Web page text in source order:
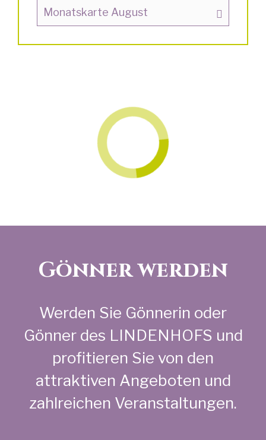
Monatskarte August
Gönner werden
Werden Sie Gönnerin oder
Gönner des LINDENHOFS und
profitieren Sie von den
attraktiven Angeboten und
zahlreichen Veranstaltungen.